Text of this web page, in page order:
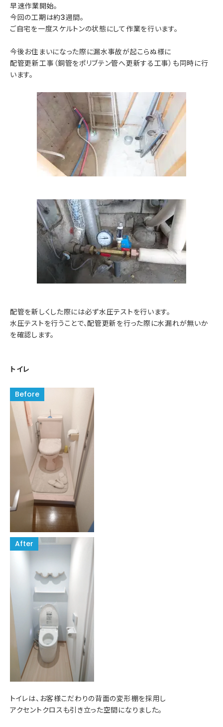
早速作業開始。
今回の工期は約3週間。
ご自宅を一度スケルトンの状態にして作業を行います。
今後お住まいになった際に漏水事故が起こらぬ様に
配管更新工事（銅管をポリブテン管へ更新する工事）も同時に行
います。
配管を新しくした際には必ず水圧テストを行います。
水圧テストを行うことで、配管更新を行った際に水漏れが無いか
を確認します。
トイレ
トイレは、お客様こだわりの背面の変形棚を採用し
アクセントクロスも引き立った空間になりました。